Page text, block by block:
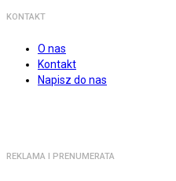
KONTAKT
O nas
Kontakt
Napisz do nas
REKLAMA I PRENUMERATA